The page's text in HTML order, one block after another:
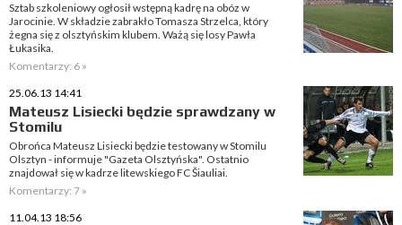
Sztab szkoleniowy ogłosił wstępną kadrę na obóz w
Jarocinie. W składzie zabrakło Tomasza Strzelca, który
żegna się z olsztyńskim klubem. Ważą się losy Pawła
Łukasika.
Komentarzy: 6 »
25.06.13 14:41
Mateusz Lisiecki będzie sprawdzany w
Stomilu
Obrońca Mateusz Lisiecki będzie testowany w Stomilu
Olsztyn - informuje "Gazeta Olsztyńska". Ostatnio
znajdował się w kadrze litewskiego FC Šiauliai.
Komentarzy: 7 »
11.04.13 18:56